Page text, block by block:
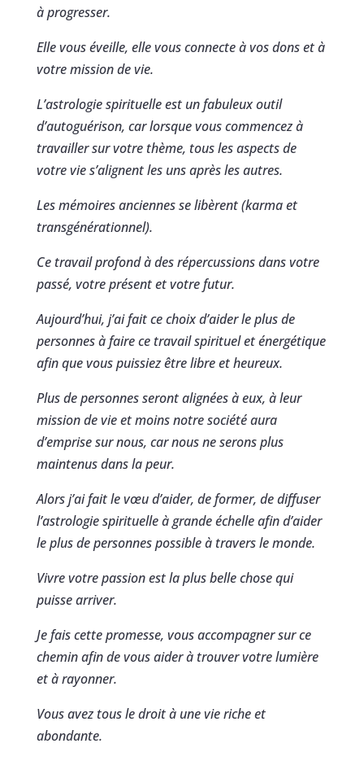
à progresser.
Elle vous éveille, elle vous connecte à vos dons et à
votre mission de vie.
L’astrologie spirituelle est un fabuleux outil
d’autoguérison, car lorsque vous commencez à
travailler sur votre thème, tous les aspects de
votre vie s’alignent les uns après les autres.
Les mémoires anciennes se libèrent (karma et
transgénérationnel).
Ce travail profond à des répercussions dans votre
passé, votre présent et votre futur.
Aujourd’hui, j’ai fait ce choix d’aider le plus de
personnes à faire ce travail spirituel et énergétique
afin que vous puissiez être libre et heureux.
Plus de personnes seront alignées à eux, à leur
mission de vie et moins notre société aura
d’emprise sur nous, car nous ne serons plus
maintenus dans la peur.
Alors j’ai fait le vœu d’aider, de former, de diffuser
l’astrologie spirituelle à grande échelle afin d’aider
le plus de personnes possible à travers le monde.
Vivre votre passion est la plus belle chose qui
puisse arriver.
Je fais cette promesse, vous accompagner sur ce
chemin afin de vous aider à trouver votre lumière
et à rayonner.
Vous avez tous le droit à une vie riche et
abondante.